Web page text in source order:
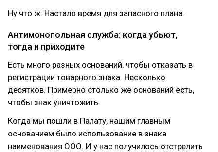
Ну что ж. Настало время для запасного плана.
Антимонопольная служба: когда убьют,
тогда и приходите
Есть много разных оснований, чтобы отказать в
регистрации товарного знака. Несколько
десятков. Примерно столько же оснований есть,
чтобы знак уничтожить.
Когда мы пошли в Палату, нашим главным
основанием было использование в знаке
наименования ООО. И у нас получилось отстрелить